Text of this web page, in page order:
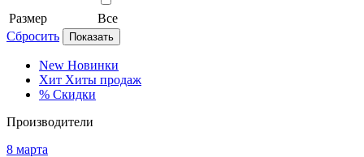
Размер
Все
Сбросить
Показать
New Новинки
Хит Хиты продаж
% Скидки
Производители
8 марта